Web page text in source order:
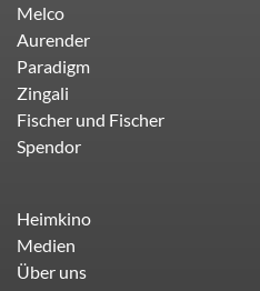
Melco
Aurender
Paradigm
Zingali
Fischer und Fischer
Spendor
Heimkino
Medien
Über uns